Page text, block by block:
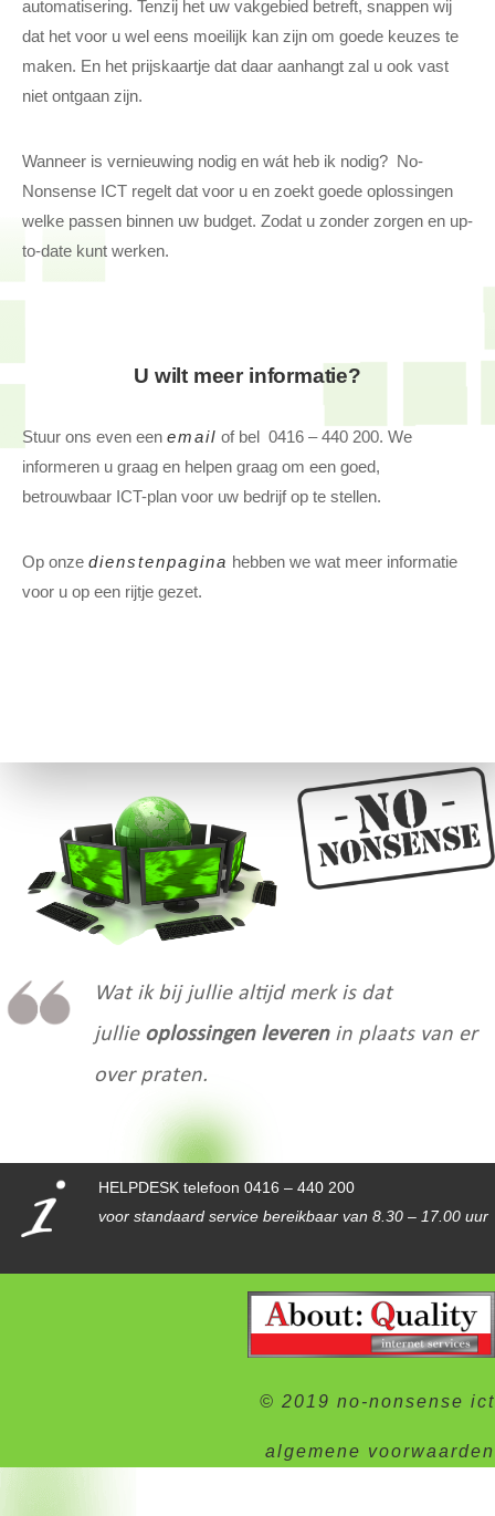
automatisering. Tenzij het uw vakgebied betreft, snappen wij
dat het voor u wel eens moeilijk kan zijn om goede keuzes te
maken. En het prijskaartje dat daar aanhangt zal u ook vast
niet ontgaan zijn.
Wanneer is vernieuwing nodig en wát heb ik nodig? No-
Nonsense ICT regelt dat voor u en zoekt goede oplossingen
welke passen binnen uw budget. Zodat u zonder zorgen en up-
to-date kunt werken.
U wilt meer informatie?
Stuur ons even een email of bel 0416 – 440 200. We
informeren u graag en helpen graag om een goed,
betrouwbaar ICT-plan voor uw bedrijf op te stellen.
Op onze dienstenpagina hebben we wat meer informatie
voor u op een rijtje gezet.
Wat ik bij jullie altijd merk is dat
jullie oplossingen leveren in plaats van er
over praten.
HELPDESK telefoon 0416 – 440 200
voor standaard service bereikbaar van 8.30 – 17.00 uur
© 2019 no-nonsense ict
algemene voorwaarden